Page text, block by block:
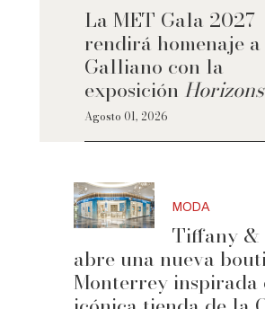
La MET Gala 2027
rendirá homenaje
Galliano con la
exposición Horizons
Agosto 01, 2026
MODA
Tiffany &
abre una nueva
Monterrey inspirada